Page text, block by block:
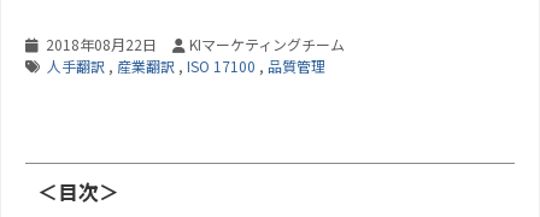
2018年08月22日
KIマーケティングチーム
人手翻訳 , 産業翻訳 , ISO 17100 , 品質管理
＜目次＞